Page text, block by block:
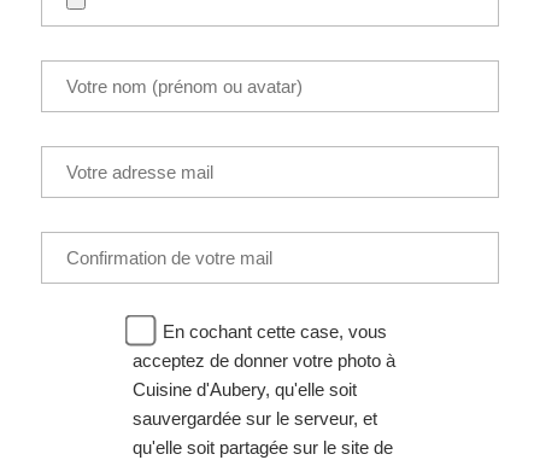
En cochant cette case, vous
acceptez de donner votre photo à
Cuisine d'Aubery, qu'elle soit
sauvergardée sur le serveur, et
qu'elle soit partagée sur le site de